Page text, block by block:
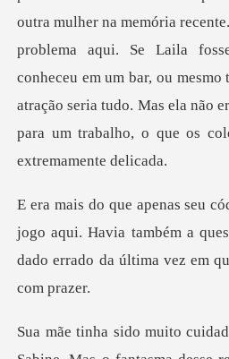
problema aqui. Se Laila
conheceu em um bar, ou
a
go aqui. Havia também a
dado e